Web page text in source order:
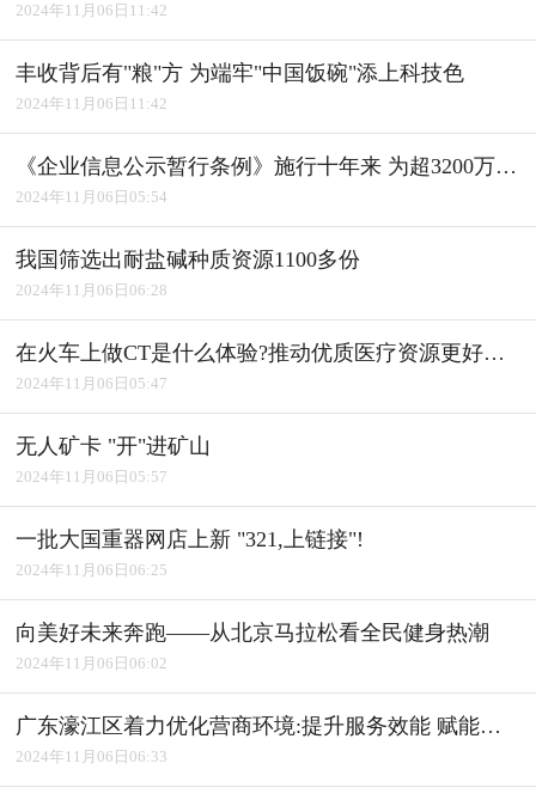
2024年11月06日11:42
丰收背后有"粮"方 为端牢"中国饭碗"添上科技色
2024年11月06日11:42
《企业信息公示暂行条例》施行十年来 为超3200万户经营主体修复信用
2024年11月06日05:54
我国筛选出耐盐碱种质资源1100多份
2024年11月06日06:28
在火车上做CT是什么体验?推动优质医疗资源更好惠及基层
2024年11月06日05:47
无人矿卡 "开"进矿山
2024年11月06日05:57
一批大国重器网店上新 "321,上链接"!
2024年11月06日06:25
向美好未来奔跑――从北京马拉松看全民健身热潮
2024年11月06日06:02
广东濠江区着力优化营商环境:提升服务效能 赋能产业发展
2024年11月06日06:33